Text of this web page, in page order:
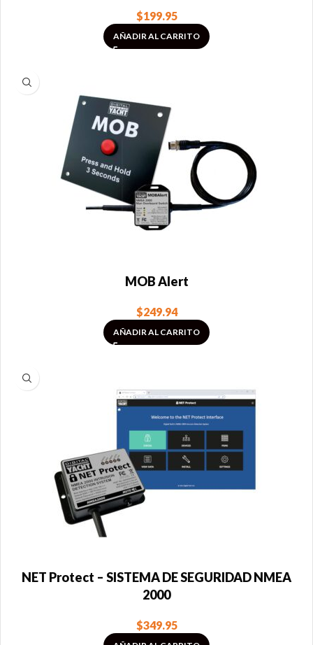
$199.95
AÑADIR AL CARRITO
MOB Alert
$249.94
AÑADIR AL CARRITO
NET Protect – SISTEMA DE SEGURIDAD NMEA
2000
$349.95